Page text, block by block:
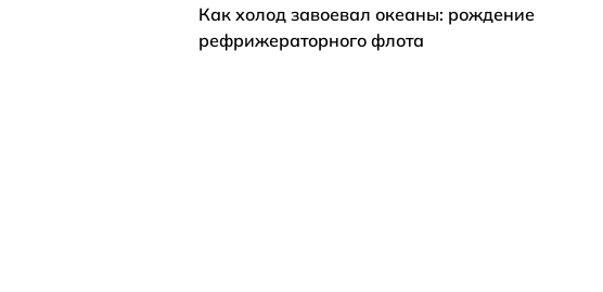
Как холод завоевал океаны: рождение
рефрижераторного флота